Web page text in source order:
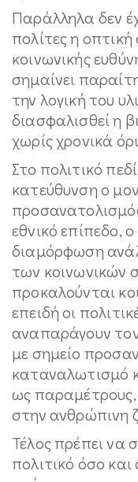
Παράλληλα δεν
πολίτες η
κοινωνικής
σημαίνει
την λογική του
διασφαλισθεί η
χωρίς χρονικά
Στο πολιτικό
κατεύθυνση ο
εθνικό επίπεδο,
διαμόρφωση
των κοινωνικών
προκαλούνται
επειδή οι
αναπαράγουν
με σημείο
καταναλωτισμό
ως
στην ανθρώπινη
Τέλος πρέπει να
πολιτικό όσο και